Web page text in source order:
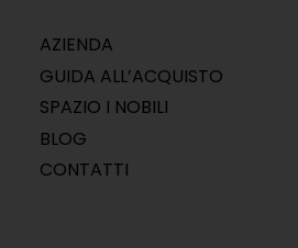
AZIENDA
GUIDA ALL’ACQUISTO
SPAZIO I NOBILI
BLOG
CONTATTI